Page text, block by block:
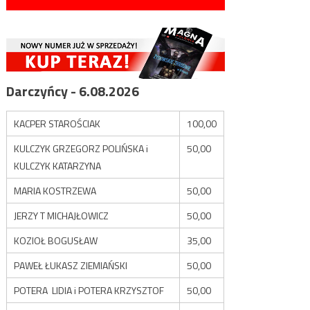
Darczyńcy - 6.08.2026
KACPER STAROŚCIAK
100,00
KULCZYK GRZEGORZ POLIŃSKA i
KULCZYK KATARZYNA
50,00
MARIA KOSTRZEWA
50,00
JERZY T MICHAJŁOWICZ
50,00
KOZIOŁ BOGUSŁAW
35,00
PAWEŁ ŁUKASZ ZIEMIAŃSKI
50,00
POTERA LIDIA i POTERA KRZYSZTOF
50,00